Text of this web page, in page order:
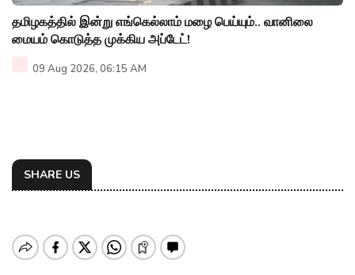
தமிழகத்தில் இன்று எங்கெல்லாம் மழை பெய்யும்.. வானிலை
மையம் கொடுத்த முக்கிய அப்டேட்!
09 Aug 2026, 06:15 AM
SHARE US